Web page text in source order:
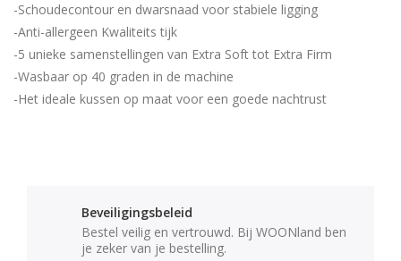
-Schoudecontour en dwarsnaad voor stabiele ligging
-Anti-allergeen Kwaliteits tijk
-5 unieke samenstellingen van Extra Soft tot Extra Firm
-Wasbaar op 40 graden in de machine
-Het ideale kussen op maat voor een goede nachtrust
Beveiligingsbeleid
Bestel veilig en vertrouwd. Bij WOONland ben
je zeker van je bestelling.